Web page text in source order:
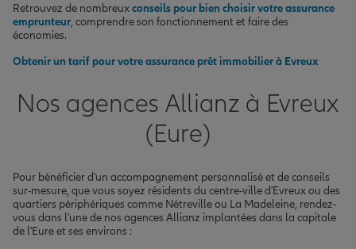
Retrouvez de nombreuxconseils pour bien choisir votre assurance
emprunteur, comprendre son fonctionnement et faire des
économies.
Obtenir un tarif pour votre assurance prêt immobilier à Evreux
Nos agences Allianz à Evreux
(Eure)
Pour bénéficier d'un accompagnement personnalisé et de conseils
sur-mesure, que vous soyez résidents du centre-ville d'Evreux ou des
quartiers périphériques comme Nétreville ou La Madeleine, rendez-
vous dans l'une de nos agences Allianz implantées dans la capitale
de l'Eure et ses environs :